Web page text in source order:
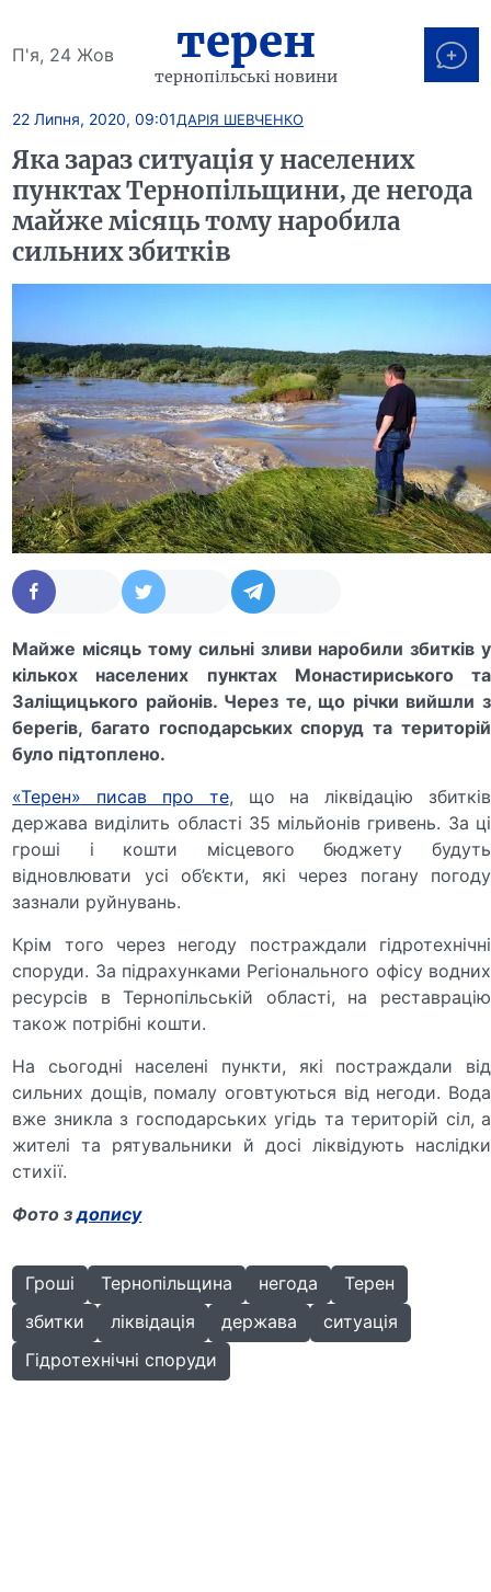
П'я, 24 Жов терен
тернопільські новини
22 Липня, 2020, 09:01ДАРІЯ ШЕВЧЕНКО
Яка зараз ситуація у населених
пунктах Тернопільщини, де негода
майже місяць тому наробила
сильних збитків
Майже місяць тому сильні зливи наробили збитків у
кількох населених пунктах Монастириського та
Заліщицького районів. Через те, що річки вийшли з
берегів, багато господарських споруд та територій
було підтоплено.
«Терен» писав про те, що на ліквідацію збитків
держава виділить області 35 мільйонів гривень. За ці
гроші і кошти місцевого бюджету будуть
відновлювати усі об’єкти, які через погану погоду
зазнали руйнувань.
Крім того через негоду постраждали гідротехнічні
споруди. За підрахунками Регіонального офісу водних
ресурсів в Тернопільській області, на реставрацію
також потрібні кошти.
На сьогодні населені пункти, які постраждали від
сильних дощів, помалу оговтуються від негоди. Вода
вже зникла з господарських угідь та територій сіл, а
жителі та рятувальники й досі ліквідують наслідки
стихії.
Фото здопису
Гроші Тернопільщина негода
Терен
збитки
ліквідація держава
ситуація
Гідротехнічні споруди